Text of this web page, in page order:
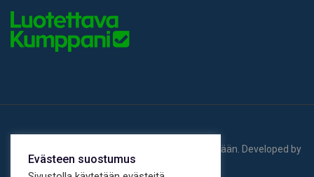
© 2026 Lämpötakuu Oy. Kaikki oikeudet pidätetään. Developed by
Mediafin Oy.
Evästeen suostumus